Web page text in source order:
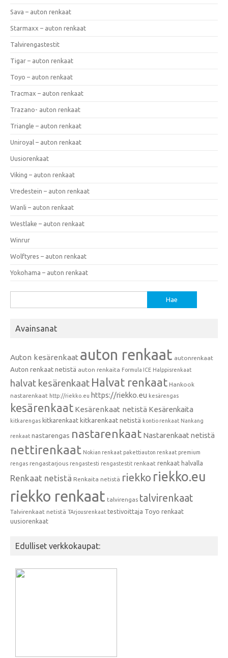
Sava – auton renkaat
Starmaxx – auton renkaat
Talvirengastestit
Tigar – auton renkaat
Toyo – auton renkaat
Tracmax – auton renkaat
Trazano- auton renkaat
Triangle – auton renkaat
Uniroyal – auton renkaat
Uusiorenkaat
Viking – auton renkaat
Vredestein – auton renkaat
Wanli – auton renkaat
Westlake – auton renkaat
Winrur
Wolftyres – auton renkaat
Yokohama – auton renkaat
Avainsanat
Auton kesärenkaat auton renkaat autonrenkaat
Auton renkaat netistä auton renkaita Formula ICE Halppisrenkaat
halvat kesärenkaat Halvat renkaat Hankook
nastarenkaat http://riekko.eu https://riekko.eu kesärengas
kesärenkaat Kesärenkaat netistä Kesärenkaita
kitkarengas kitkarenkaat kitkarenkaat netistä kontio renkaat Nankang
renkaat nastarengas nastarenkaat Nastarenkaat netistä
nettirenkaat Nokian renkaat pakettiauton renkaat premium
rengas rengastarjous rengastesti rengastestit renkaat renkaat halvalla
Renkaat netistä Renkaita netistä riekko riekko.eu
riekko renkaat talvirengas talvirenkaat
Talvirenkaat netistä TArjousrenkaat testivoittaja Toyo renkaat
uusiorenkaat
Edulliset verkkokaupat: